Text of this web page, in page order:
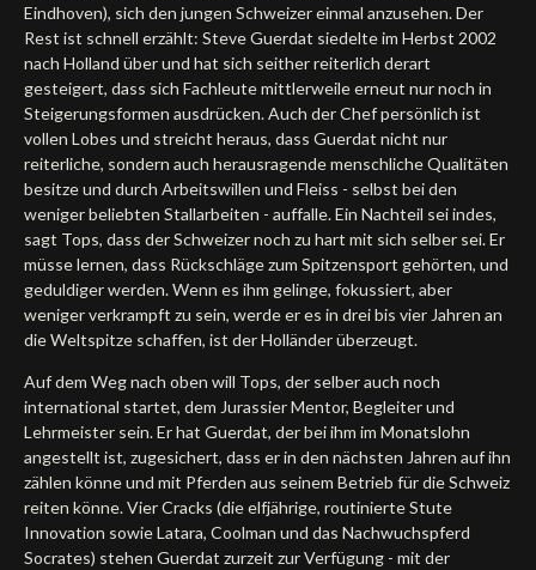
Eindhoven), sich den jungen Schweizer einmal anzusehen. Der
Rest ist schnell erzählt: Steve Guerdat siedelte im Herbst 2002
nach Holland über und hat sich seither reiterlich derart
gesteigert, dass sich Fachleute mittlerweile erneut nur noch in
Steigerungsformen ausdrücken. Auch der Chef persönlich ist
vollen Lobes und streicht heraus, dass Guerdat nicht nur
reiterliche, sondern auch herausragende menschliche Qualitäten
besitze und durch Arbeitswillen und Fleiss - selbst bei den
weniger beliebten Stallarbeiten - auffalle. Ein Nachteil sei indes,
sagt Tops, dass der Schweizer noch zu hart mit sich selber sei. Er
müsse lernen, dass Rückschläge zum Spitzensport gehörten, und
geduldiger werden. Wenn es ihm gelinge, fokussiert, aber
weniger verkrampft zu sein, werde er es in drei bis vier Jahren an
die Weltspitze schaffen, ist der Holländer überzeugt.
Auf dem Weg nach oben will Tops, der selber auch noch
international startet, dem Jurassier Mentor, Begleiter und
Lehrmeister sein. Er hat Guerdat, der bei ihm im Monatslohn
angestellt ist, zugesichert, dass er in den nächsten Jahren auf ihn
zählen könne und mit Pferden aus seinem Betrieb für die Schweiz
reiten könne. Vier Cracks (die elfjährige, routinierte Stute
Innovation sowie Latara, Coolman und das Nachwuchspferd
Socrates) stehen Guerdat zurzeit zur Verfügung - mit der